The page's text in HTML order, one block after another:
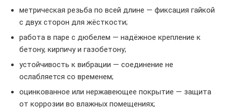
метрическая резьба по всей длине — фиксация гайкой
с двух сторон для жёсткости;
работа в паре с дюбелем — надёжное крепление к
бетону, кирпичу и газобетону;
устойчивость к вибрации — соединение не
ослабляется со временем;
оцинкованное или нержавеющее покрытие — защита
от коррозии во влажных помещениях;